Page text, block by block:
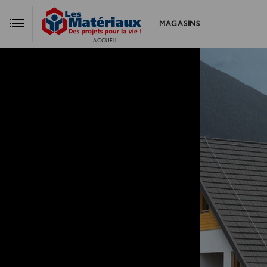
ACCUEIL
MAGASINS